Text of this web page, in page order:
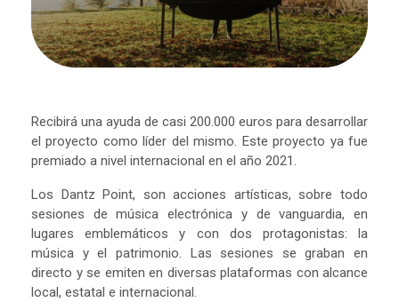
Recibirá una ayuda de casi 200.000 euros para desarrollar
el proyecto como líder del mismo. Este proyecto ya fue
premiado a nivel internacional en el año 2021.
Los Dantz Point, son acciones artísticas, sobre todo
sesiones de música electrónica y de vanguardia, en
lugares emblemáticos y con dos protagonistas: la
música y el patrimonio. Las sesiones se graban en
directo y se emiten en diversas plataformas con alcance
local, estatal e internacional.